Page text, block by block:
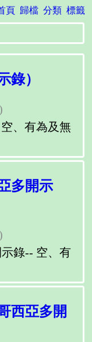
頁 歸檔 分類 標籤
錄）
、有為及無
多開示
錄-- 空、有
西亞多開